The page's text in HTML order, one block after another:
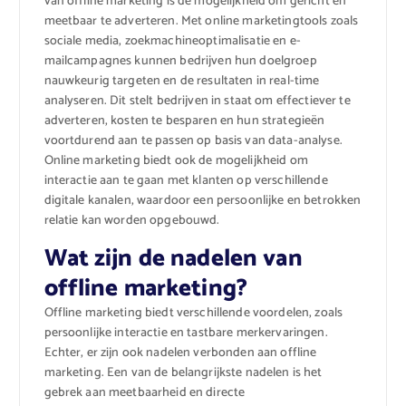
meetbaar te adverteren. Met online marketingtools zoals
sociale media, zoekmachineoptimalisatie en e-
mailcampagnes kunnen bedrijven hun doelgroep
nauwkeurig targeten en de resultaten in real-time
analyseren. Dit stelt bedrijven in staat om effectiever te
adverteren, kosten te besparen en hun strategieën
voortdurend aan te passen op basis van data-analyse.
Online marketing biedt ook de mogelijkheid om
interactie aan te gaan met klanten op verschillende
digitale kanalen, waardoor een persoonlijke en betrokken
relatie kan worden opgebouwd.
Wat zijn de nadelen van
offline marketing?
Offline marketing biedt verschillende voordelen, zoals
persoonlijke interactie en tastbare merkervaringen.
Echter, er zijn ook nadelen verbonden aan offline
marketing. Een van de belangrijkste nadelen is het
gebrek aan meetbaarheid en directe